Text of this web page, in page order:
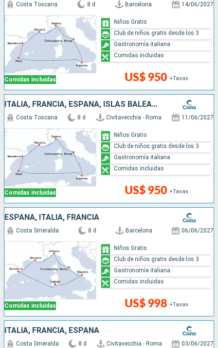
Comidas incluidas
Costa Toscana 8 d Barcelona 14/06/2027
US$ 950 +Tasas
Niños Gratis
Club de niños gratis desde los 3
Gastronomía italiana
Comidas incluidas
ITALIA, FRANCIA, ESPAÑA, ISLAS BALEARES
Comidas incluidas
Costa Toscana 8 d Civitavecchia - Roma 11/06/2027
US$ 950 +Tasas
Niños Gratis
Club de niños gratis desde los 3
Gastronomía italiana
Comidas incluidas
ESPAÑA, ITALIA, FRANCIA
Comidas incluidas
Costa Smeralda 8 d Barcelona 06/06/2027
US$ 998 +Tasas
Niños Gratis
Club de niños gratis desde los 3
Gastronomía italiana
Comidas incluidas
ITALIA, FRANCIA, ESPAÑA
Costa Smeralda 8 d Civitavecchia - Roma 03/06/2027